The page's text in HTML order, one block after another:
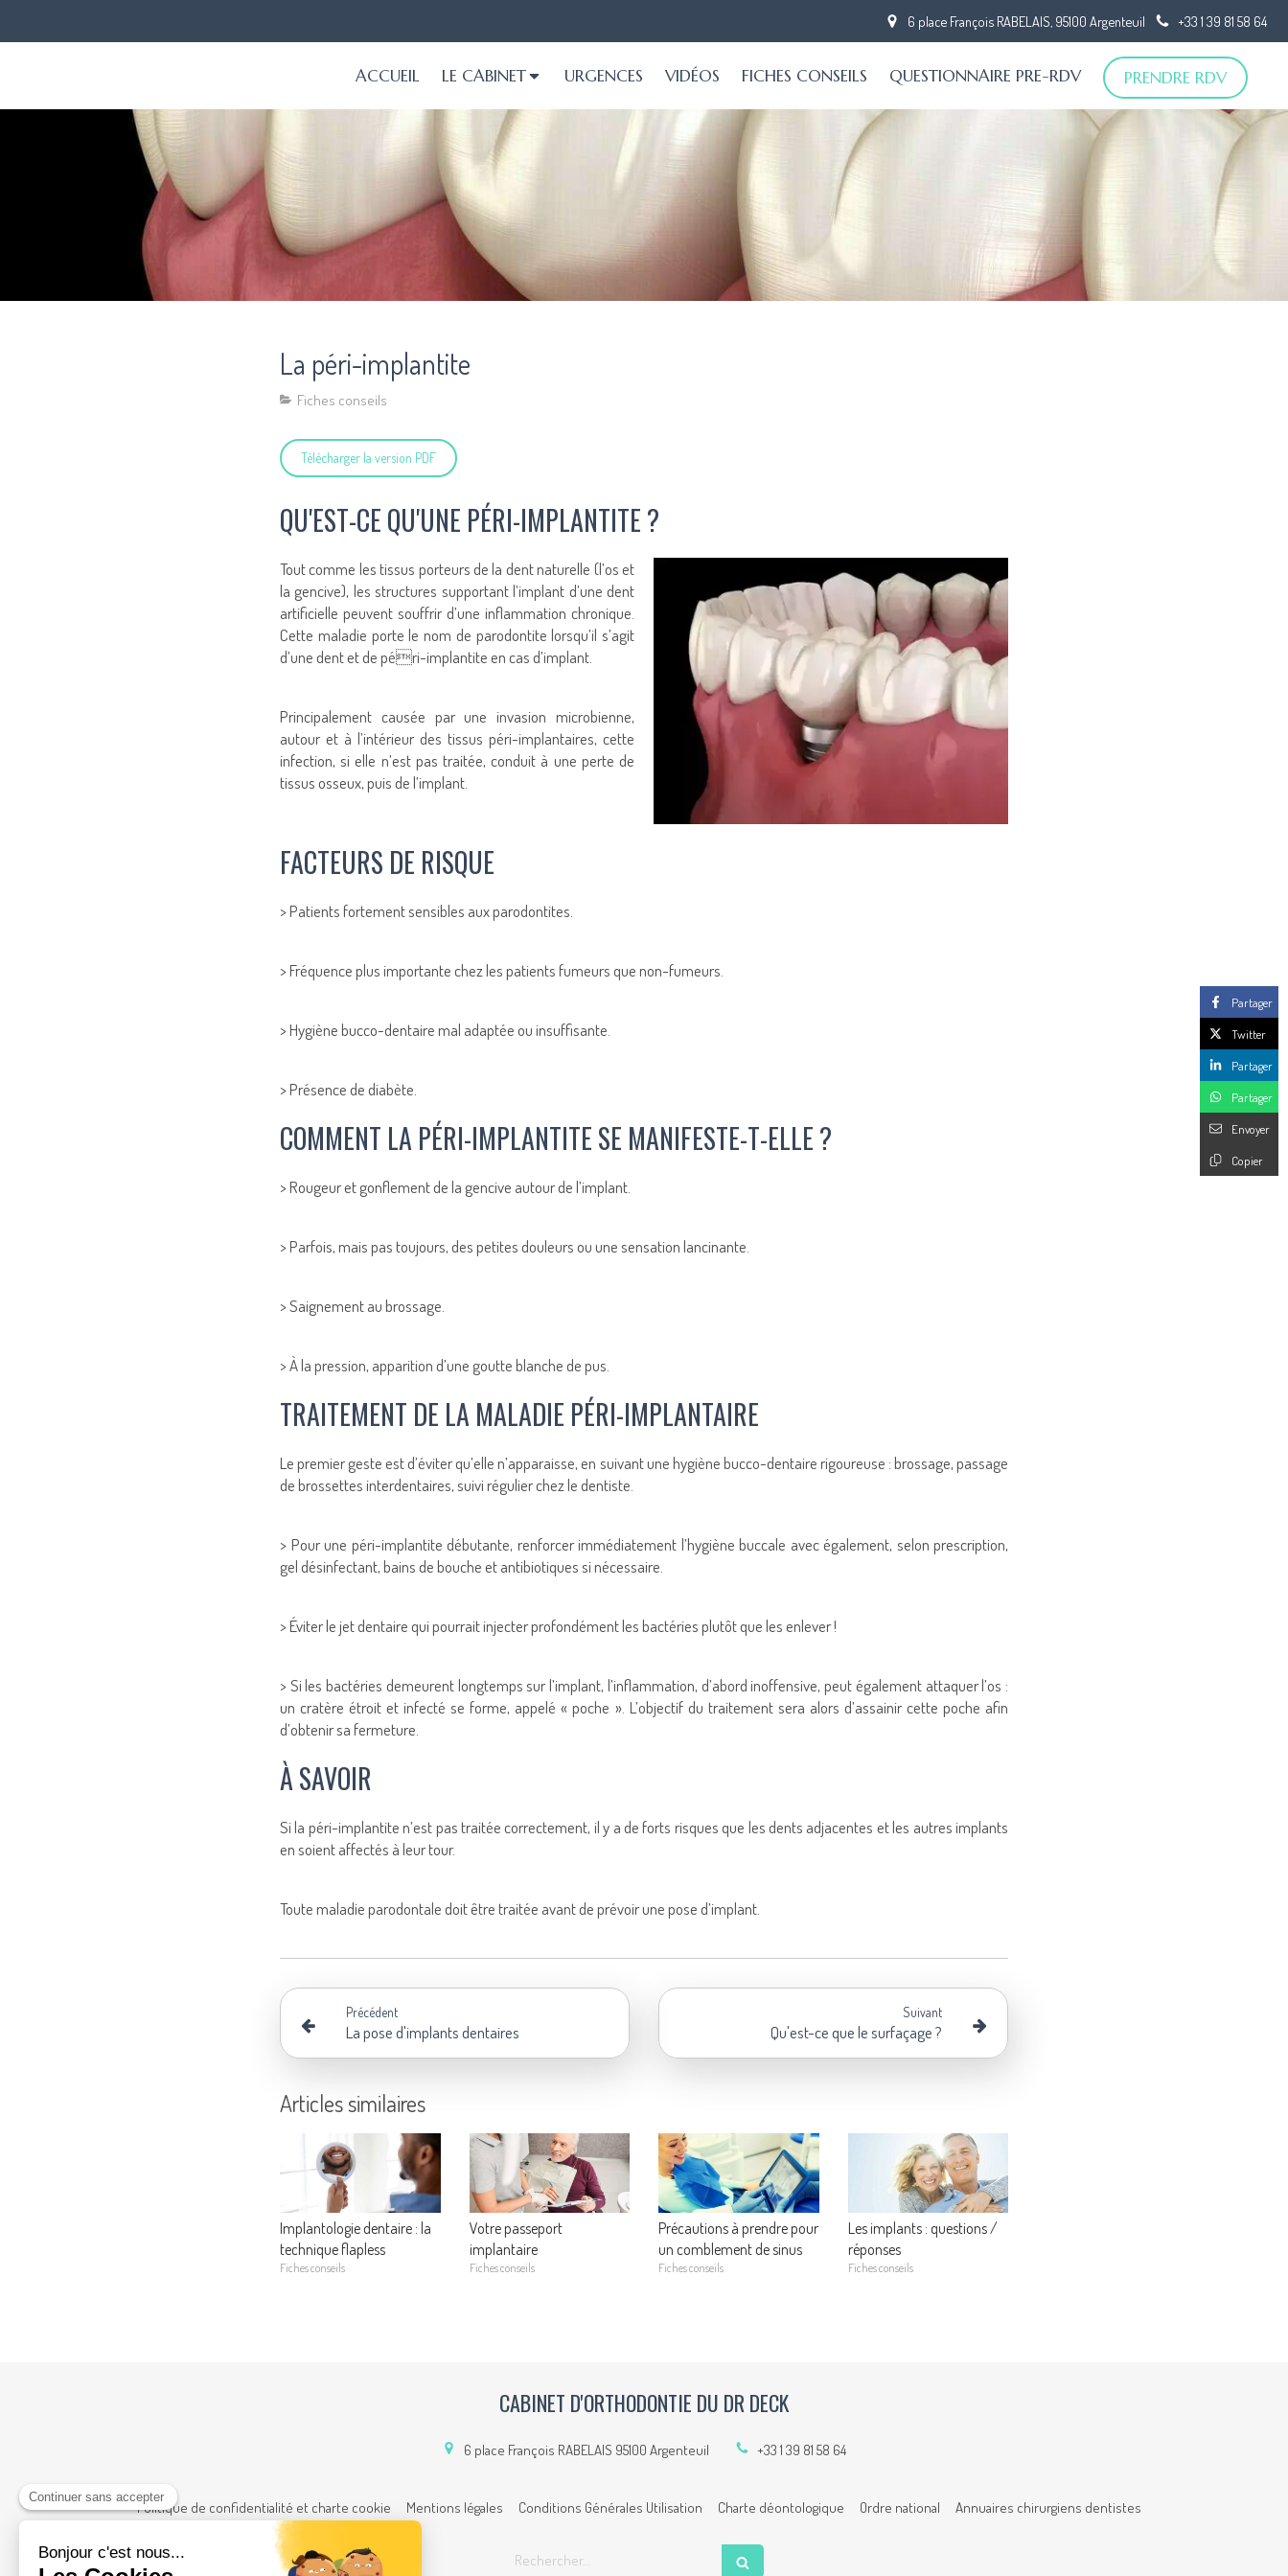
+33 1 39 81 58 64
6 place François RABELAIS, 95100 Argenteuil
ACCUEIL LE CABINET URGENCES VIDÉOS FICHES CONSEILS QUESTIONNAIRE PRE-RDV PRENDRE RDV
La péri-implantite
Fiches conseils
Télécharger la version PDF
QU'EST-CE QU'UNE PÉRI-IMPLANTITE ?
Tout comme les tissus porteurs de la dent naturelle (l’os et
la gencive), les structures supportant l’implant d’une dent
artificielle peuvent souffrir d’une inflammation chronique.
Cette maladie porte le nom de parodontite lorsqu’il s’agit
d’une dent et de péri-implantite en cas d’implant.
Principalement causée par une invasion microbienne,
autour et à l’intérieur des tissus péri-implantaires, cette
infection, si elle n’est pas traitée, conduit à une perte de
tissus osseux, puis de l’implant.
FACTEURS DE RISQUE
> Patients fortement sensibles aux parodontites.
> Fréquence plus importante chez les patients fumeurs que non-fumeurs.
> Hygiène bucco-dentaire mal adaptée ou insuffisante.
> Présence de diabète.
COMMENT LA PÉRI-IMPLANTITE SE MANIFESTE-T-ELLE ?
> Rougeur et gonflement de la gencive autour de l’implant.
> Parfois, mais pas toujours, des petites douleurs ou une sensation lancinante.
> Saignement au brossage.
> À la pression, apparition d’une goutte blanche de pus.
TRAITEMENT DE LA MALADIE PÉRI-IMPLANTAIRE
Le premier geste est d’éviter qu’elle n’apparaisse, en suivant une hygiène bucco-dentaire rigoureuse : brossage, passage
de brossettes interdentaires, suivi régulier chez le dentiste.
> Pour une péri-implantite débutante, renforcer immédiatement l’hygiène buccale avec également, selon prescription,
gel désinfectant, bains de bouche et antibiotiques si nécessaire.
> Éviter le jet dentaire qui pourrait injecter profondément les bactéries plutôt que les enlever !
> Si les bactéries demeurent longtemps sur l’implant, l’inflammation, d’abord inoffensive, peut également attaquer l’os :
un cratère étroit et infecté se forme, appelé « poche ». L’objectif du traitement sera alors d’assainir cette poche afin
d’obtenir sa fermeture.
À SAVOIR
Si la péri-implantite n’est pas traitée correctement, il y a de forts risques que les dents adjacentes et les autres implants
en soient affectés à leur tour.
Toute maladie parodontale doit être traitée avant de prévoir une pose d’implant.
Précédent
La pose d'implants dentaires
Suivant
Qu'est-ce que le surfaçage ?
Articles similaires
Implantologie dentaire : la
technique flapless
Fiches conseils
Votre passeport
implantaire
Fiches conseils
Précautions à prendre pour
un comblement de sinus
Fiches conseils
Les implants : questions /
réponses
Fiches conseils
Partager
Twitter
Partager
Partager
Envoyer
Copier
CABINET D'ORTHODONTIE DU DR DECK
6 place François RABELAIS 95100 Argenteuil +33 1 39 81 58 64
Politique de confidentialité et charte cookie Mentions légales Conditions Générales Utilisation Charte déontologique Ordre national Annuaires chirurgiens dentistes
Rechercher